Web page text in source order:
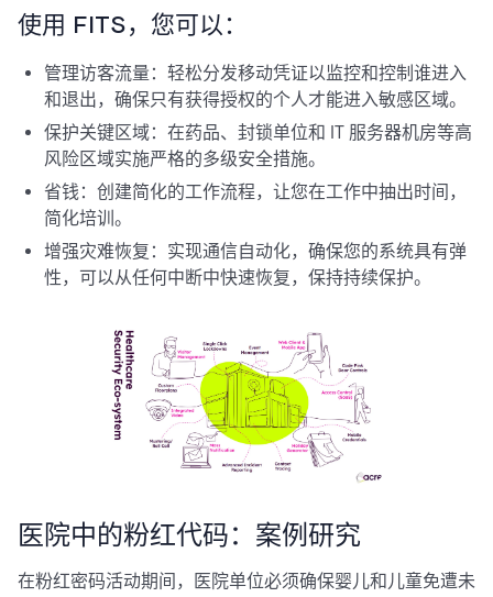
使用 FITS，您可以：
管理访客流量：轻松分发移动凭证以监控和控制谁进入
和退出，确保只有获得授权的个人才能进入敏感区域。
保护关键区域：在药品、封锁单位和 IT 服务器机房等高
风险区域实施严格的多级安全措施。
省钱：创建简化的工作流程，让您在工作中抽出时间，
简化培训。
增强灾难恢复：实现通信自动化，确保您的系统具有弹
性，可以从任何中断中快速恢复，保持持续保护。
医院中的粉红代码：案例研究
在粉红密码活动期间，医院单位必须确保婴儿和儿童免遭未